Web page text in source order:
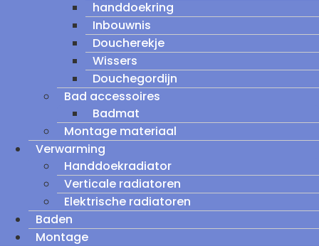
handdoekring
Inbouwnis
Doucherekje
Wissers
Douchegordijn
Bad accessoires
Badmat
Montage materiaal
Verwarming
Handdoekradiator
Verticale radiatoren
Elektrische radiatoren
Baden
Montage